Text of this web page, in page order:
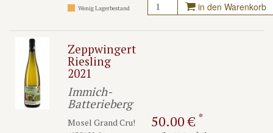
Wenig Lagerbestand in den Warenkorb
Zeppwingert
Riesling
2021
Immich-
Batterieberg
Mosel Grand Cru!
50.00 € *